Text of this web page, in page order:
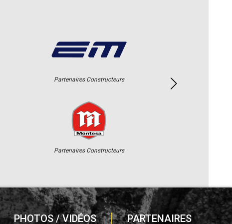
Partenaires Constructeurs
Partenaires Constructeurs
PHOTOS / VIDÉOS PARTENAIRES